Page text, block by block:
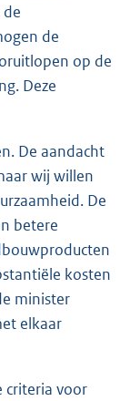
de
op de
Deze
De aandacht
wij willen
De
betere
kosten
minister
elkaar
criteria voor